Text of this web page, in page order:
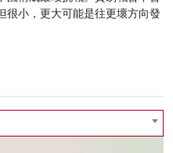
很小，更大可能是往更壞方向發